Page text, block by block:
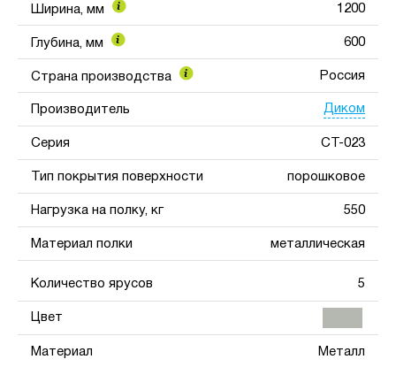
Ширина, мм 1200
Глубина, мм 600
Страна производства Россия
Производитель Диком
Серия СТ-023
Тип покрытия поверхности порошковое
Нагрузка на полку, кг 550
Материал полки металлическая
Количество ярусов 5
Цвет
Материал Металл